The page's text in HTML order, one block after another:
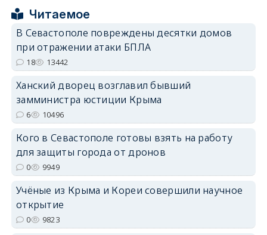
Читаемое
В Севастополе повреждены десятки домов
при отражении атаки БПЛА
18 13442
Ханский дворец возглавил бывший
замминистра юстиции Крыма
6 10496
Кого в Севастополе готовы взять на работу
для защиты города от дронов
0 9949
Учёные из Крыма и Кореи совершили научное
открытие
0 9823